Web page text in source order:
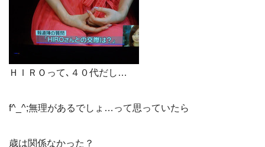
ＨＩＲＯって､４０代だし…
f^_^;無理があるでしょ…って思っていたら
歳は関係なかった？